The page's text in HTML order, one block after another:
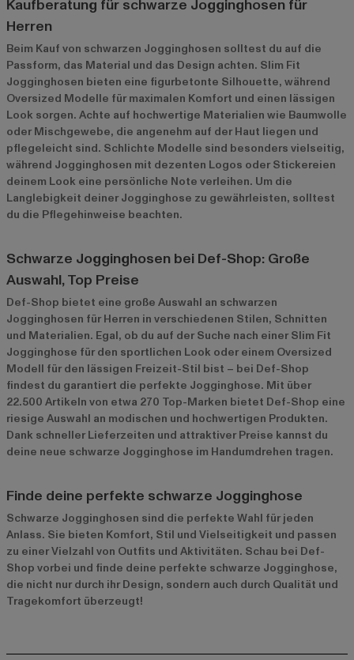
Kaufberatung für schwarze Jogginghosen für
Herren
Beim Kauf von schwarzen Jogginghosen solltest du auf die
Passform, das Material und das Design achten. Slim Fit
Jogginghosen bieten eine figurbetonte Silhouette, während
Oversized Modelle für maximalen Komfort und einen lässigen
Look sorgen. Achte auf hochwertige Materialien wie Baumwolle
oder Mischgewebe, die angenehm auf der Haut liegen und
pflegeleicht sind. Schlichte Modelle sind besonders vielseitig,
während Jogginghosen mit dezenten Logos oder Stickereien
deinem Look eine persönliche Note verleihen. Um die
Langlebigkeit deiner Jogginghose zu gewährleisten, solltest
du die Pflegehinweise beachten.
Schwarze Jogginghosen bei Def-Shop: Große
Auswahl, Top Preise
Def-Shop bietet eine große Auswahl an schwarzen
Jogginghosen für Herren in verschiedenen Stilen, Schnitten
und Materialien. Egal, ob du auf der Suche nach einer Slim Fit
Jogginghose für den sportlichen Look oder einem Oversized
Modell für den lässigen Freizeit-Stil bist – bei Def-Shop
findest du garantiert die perfekte Jogginghose. Mit über
22.500 Artikeln von etwa 270 Top-Marken bietet Def-Shop eine
riesige Auswahl an modischen und hochwertigen Produkten.
Dank schneller Lieferzeiten und attraktiver Preise kannst du
deine neue schwarze Jogginghose im Handumdrehen tragen.
Finde deine perfekte schwarze Jogginghose
Schwarze Jogginghosen sind die perfekte Wahl für jeden
Anlass. Sie bieten Komfort, Stil und Vielseitigkeit und passen
zu einer Vielzahl von Outfits und Aktivitäten. Schau bei Def-
Shop vorbei und finde deine perfekte schwarze Jogginghose,
die nicht nur durch ihr Design, sondern auch durch Qualität und
Tragekomfort überzeugt!